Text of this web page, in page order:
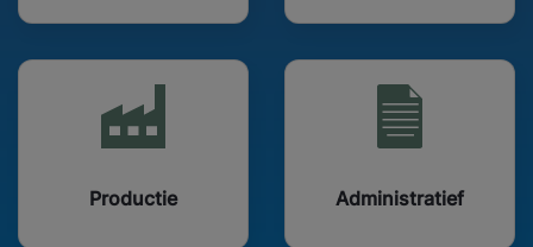
Productie Administratief